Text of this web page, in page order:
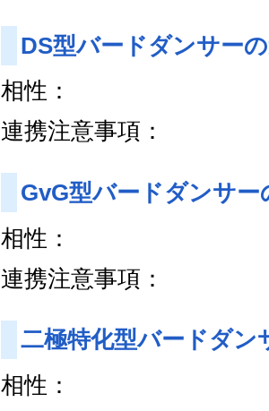
DS型バードダンサー
相性：
連携注意事項：
GvG型バードダンサー
相性：
連携注意事項：
二極特化型バードダン
相性：